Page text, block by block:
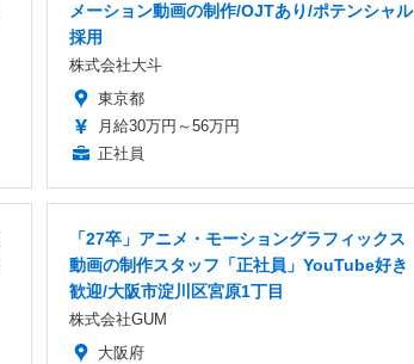
メーション動画の制作/OJTあり/ポテンシャル
採用
株式会社大斗
東京都
月給30万円～56万円
正社員
「27卒」アニメ・モーショングラフィックス
動画の制作スタッフ「正社員」YouTube好き
歓迎/大阪市淀川区宮原1丁目
株式会社GUM
大阪府